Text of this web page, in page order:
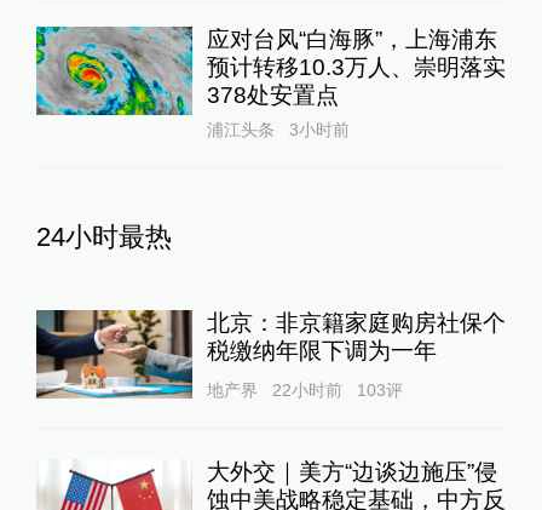
应对台风“白海豚”，上海浦东
预计转移10.3万人、崇明落实
378处安置点
浦江头条 3小时前
24小时最热
北京：非京籍家庭购房社保个
税缴纳年限下调为一年
地产界 22小时前 103评
大外交｜美方“边谈边施压”侵
蚀中美战略稳定基础，中方反